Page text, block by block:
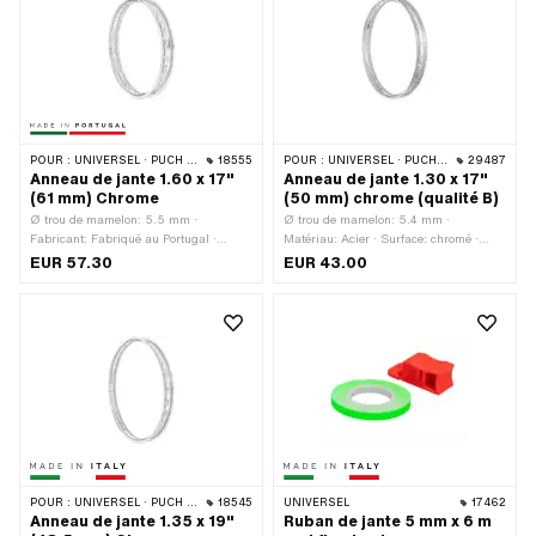
POUR : UNIVERSEL · PUCH · SACHS · ZÜNDAPP BELMONDO 18555
Anneau de jante 1.60 x 17"
(61 mm) Chrome
Ø trou de mamelon: 5.5 mm ·
Fabricant: Fabriqué au Portugal ·
Matériau: Acier · Surface: chromé ·
Ouverture de bouche [pouces]: 1.6 " ·
Ouverture [mm]: 42 mm · Largeur
totale à l'extérieur: 61 mm · Nombre de
trous de rayons: 36 pcs
EUR 57.30
POUR : UNIVERSEL · PUCH · SACHS · ZÜNDAPP BELMONDO 29487
Anneau de jante 1.30 x 17"
(50 mm) chrome (qualité B)
Ø trou de mamelon: 5.4 mm ·
Matériau: Acier · Surface: chromé ·
Couleur: Chrome · Taille des roues: 17
EUR 43.00
POUR : UNIVERSEL · PUCH · SACHS 18545
Anneau de jante 1.35 x 19"
UNIVERSEL 17462
Ruban de jante 5 mm x 6 m